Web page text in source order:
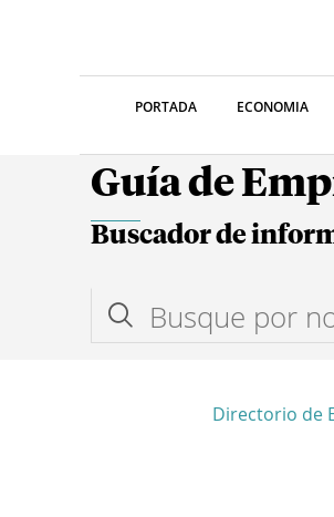
PORTADA ECONOMIA
Guía de
Buscador de
Directorio de